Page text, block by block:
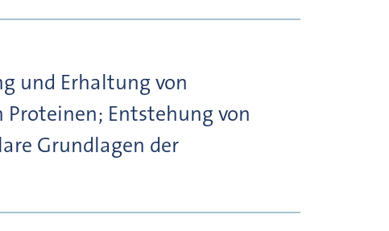
und Erhaltung von
Entstehung von
Grundlagen der